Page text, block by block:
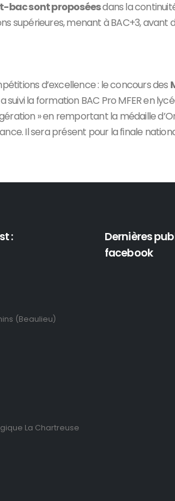
bac sont proposéesdans la
supérieures, menant à BAC+3, avant
d’excellence : le concours des
la formation BAC Pro MFER en
» en remportant la médaille
Il sera présent pour la finale
:
(Beaulieu)
La Chartreuse
Dernières
facebook